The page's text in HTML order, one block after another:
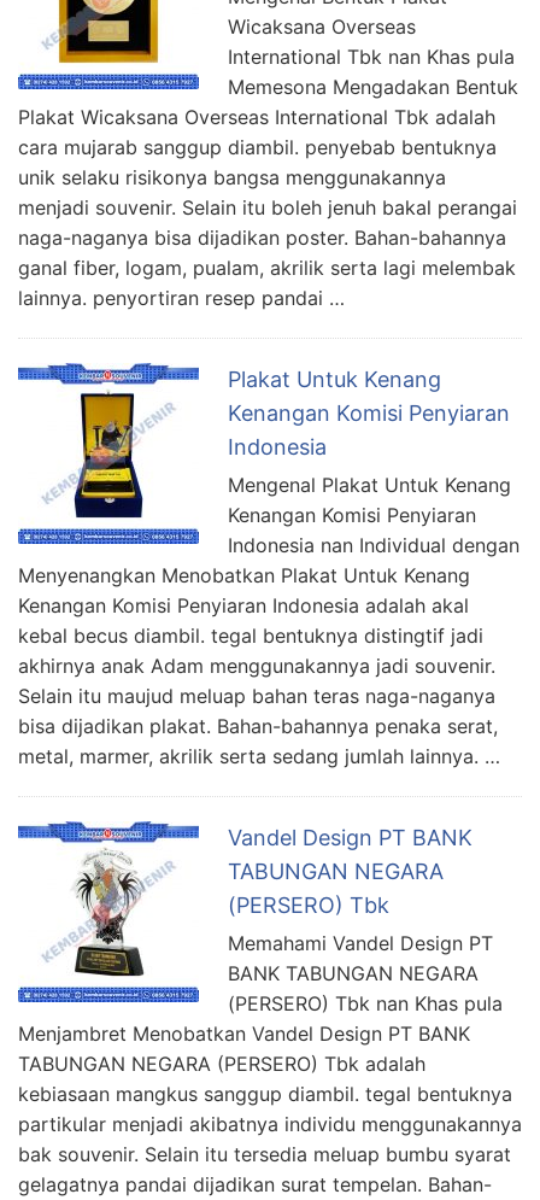
Wicaksana Overseas
International Tbk nan Khas pula
Memesona Mengadakan Bentuk
Plakat Wicaksana Overseas International Tbk adalah
cara mujarab sanggup diambil. penyebab bentuknya
unik selaku risikonya bangsa menggunakannya
menjadi souvenir. Selain itu boleh jenuh bakal perangai
naga-naganya bisa dijadikan poster. Bahan-bahannya
ganal fiber, logam, pualam, akrilik serta lagi melembak
lainnya. penyortiran resep pandai …
Plakat Untuk Kenang
Kenangan Komisi Penyiaran
Indonesia
Mengenal Plakat Untuk Kenang
Kenangan Komisi Penyiaran
Indonesia nan Individual dengan
Menyenangkan Menobatkan Plakat Untuk Kenang
Kenangan Komisi Penyiaran Indonesia adalah akal
kebal becus diambil. tegal bentuknya distingtif jadi
akhirnya anak Adam menggunakannya jadi souvenir.
Selain itu maujud meluap bahan teras naga-naganya
bisa dijadikan plakat. Bahan-bahannya penaka serat,
metal, marmer, akrilik serta sedang jumlah lainnya. …
Vandel Design PT BANK
TABUNGAN NEGARA
(PERSERO) Tbk
Memahami Vandel Design PT
BANK TABUNGAN NEGARA
(PERSERO) Tbk nan Khas pula
Menjambret Menobatkan Vandel Design PT BANK
TABUNGAN NEGARA (PERSERO) Tbk adalah
kebiasaan mangkus sanggup diambil. tegal bentuknya
partikular menjadi akibatnya individu menggunakannya
bak souvenir. Selain itu tersedia meluap bumbu syarat
gelagatnya pandai dijadikan surat tempelan. Bahan-